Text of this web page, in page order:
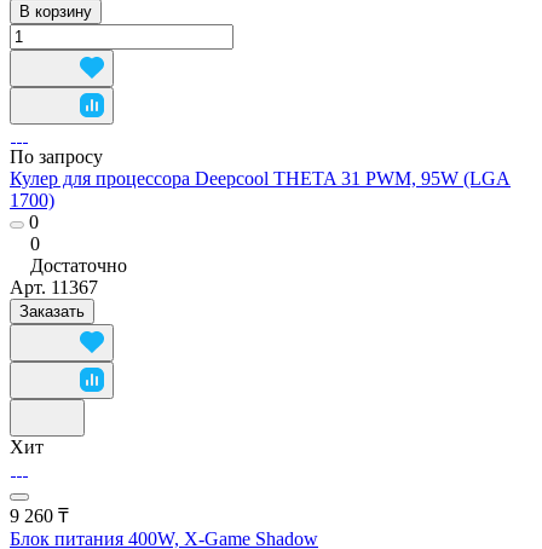
В корзину
По запросу
Кулер для процессора Deepcool THETA 31 PWM, 95W (LGA
1700)
0
0
Достаточно
Арт. 11367
Заказать
Хит
9 260 ₸
Блок питания 400W, X-Game Shadow